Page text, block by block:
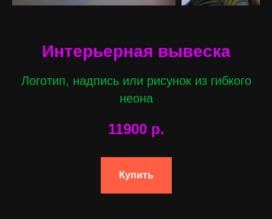
Интерьерная вывеска
Логотип, надпись или рисунок из гибкого
неона
11900 р.
Купить